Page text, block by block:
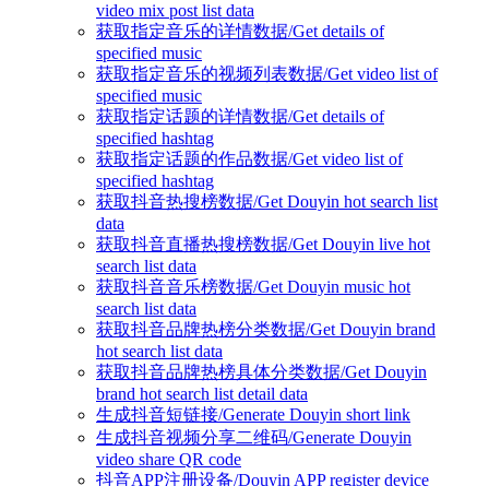
video mix post list data
获取指定音乐的详情数据/Get details of
specified music
获取指定音乐的视频列表数据/Get video list of
specified music
获取指定话题的详情数据/Get details of
specified hashtag
获取指定话题的作品数据/Get video list of
specified hashtag
获取抖音热搜榜数据/Get Douyin hot search list
data
获取抖音直播热搜榜数据/Get Douyin live hot
search list data
获取抖音音乐榜数据/Get Douyin music hot
search list data
获取抖音品牌热榜分类数据/Get Douyin brand
hot search list data
获取抖音品牌热榜具体分类数据/Get Douyin
brand hot search list detail data
生成抖音短链接/Generate Douyin short link
生成抖音视频分享二维码/Generate Douyin
video share QR code
抖音APP注册设备/Douyin APP register device